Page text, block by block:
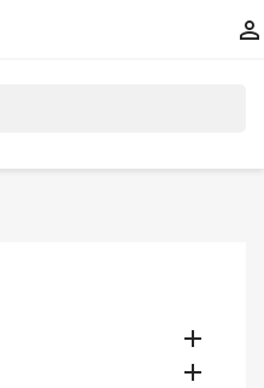


